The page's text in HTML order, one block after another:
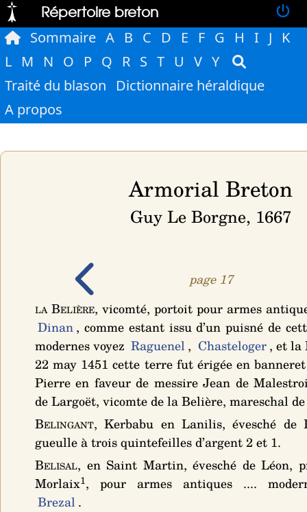
Répertoire breton
Sommaire A B C D E F G H I J
K
L M N O P Q R S T U V Y
Traité du blason
Dictionnaire héraldique
A propos
Armorial Breton
Guy Le Borgne, 1667
page 17
la Belière, vicomté, portoit pour armes
Dinan, comme estant issu d’un puisné de
modernes voyez Raguenel, Chasteloger , et la
22 may 1451 cette terre fut érigée en
Pierre en faveur de messire Jean de
de Largoët, vicomte de la Belière, mareschal
Belingant, Kerbabu en Lanilis, évesché
gueulle à trois quintefeilles d’argent 2 et 1.
Belisal, en Saint Martin, évesché de Léon,
Morlaix1, pour armes antiques ....
Brezal.